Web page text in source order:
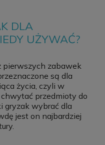
DLA
UŻYWAĆ?
pierwszych zabawek
są dla
życia, czyli w
przedmioty do
gryzak wybrać dla
jest on najbardziej